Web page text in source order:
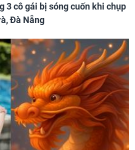
3 cô gái bị sóng cuốn khi chụp
Đà Nẵng